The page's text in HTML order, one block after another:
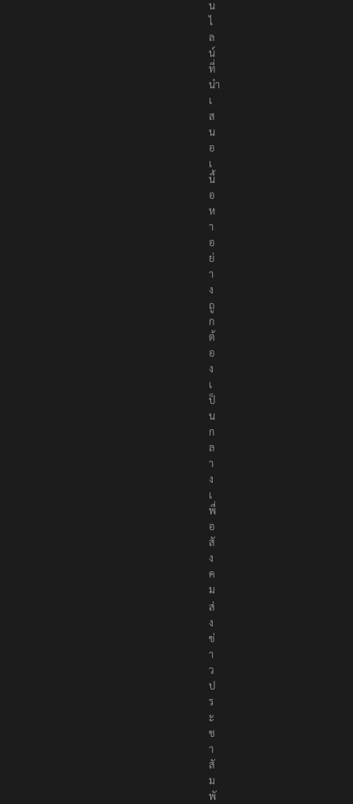
น
ไ
ล
น์
ที่
นำ
เ
ส
น
อ
เ
นื้
อ
ห
า
อ
ย่
า
ง
ถู
ก
ต้
อ
ง
เ
ป็
น
ก
ล
า
ง
เ
พื่
อ
สั
ง
ค
ม
ส่
ง
ข่
า
ว
ป
ร
ะ
ช
า
สั
ม
พั